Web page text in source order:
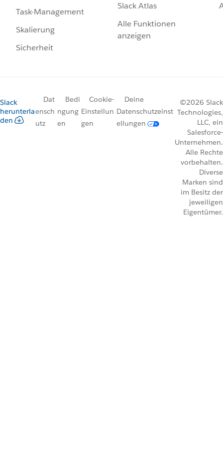
Task-Management
Skalierung
Sicherheit
Slack Atlas
Alle Funktionen
anzeigen
Slack
herunterla
den
Dat
ensch
utz
Bedi
ngung
en
Cookie-
Einstellun
gen
Deine
Datenschutzeinst
ellungen
©2026 Slack
Technologies,
LLC, ein
Salesforce-
Unternehmen.
Alle Rechte
vorbehalten.
Diverse
Marken sind
im Besitz der
jeweiligen
Eigentümer.